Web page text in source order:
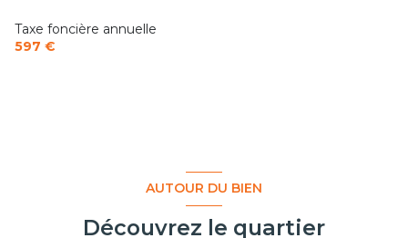
Taxe foncière annuelle
597 €
AUTOUR DU BIEN
Découvrez le quartier